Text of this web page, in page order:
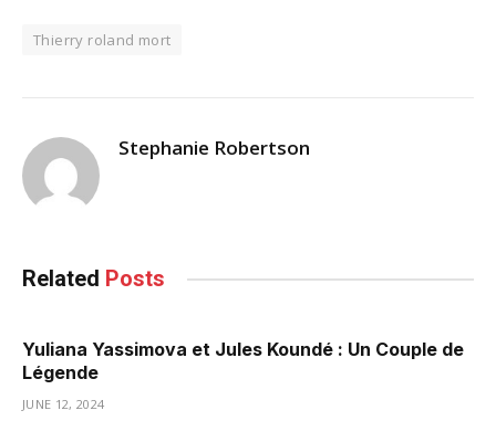
Thierry roland mort
Stephanie Robertson
Related Posts
Yuliana Yassimova et Jules Koundé : Un Couple de
Légende
JUNE 12, 2024